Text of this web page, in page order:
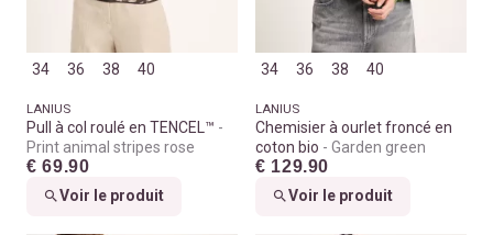
34 36 38 40
LANIUS
Pull à col roulé en TENCEL™
Print animal stripes rose
€ 69.90
Voir le produit
34 36 38 40
LANIUS
Chemisier à ourlet froncé en
coton bio
Garden green
€ 129.90
Voir le produit